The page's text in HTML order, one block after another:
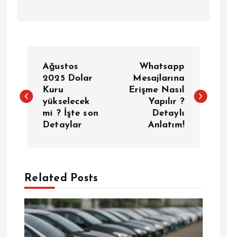
z
e
z
Ağustos
2025 Dolar
Kuru
yükselecek
mi ? İşte son
Detaylar
Whatsapp
Mesajlarına
Erişme Nasıl
Yapılır ?
Detaylı
Anlatım!
Related Posts